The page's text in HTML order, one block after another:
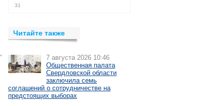
31
Читайте также
7 августа 2026 10:46
Общественная палата
Свердловской области
заключила семь
соглашений о сотрудничестве на
предстоящих выборах